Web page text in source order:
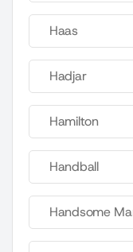
Haas
Hadjar
Hamilton
Handball
Handsome